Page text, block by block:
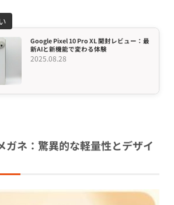
Google Pixel 10 Pro XL 開封レビュー：最
新AIと新機能で変わる体験
2025.08.28
ガネ：驚異的な軽量性とデザイ